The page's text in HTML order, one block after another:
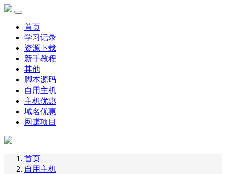
首页
学习记录
资源下载
新手教程
其他
脚本源码
自用主机
主机优惠
域名优惠
网赚项目
首页
自用主机